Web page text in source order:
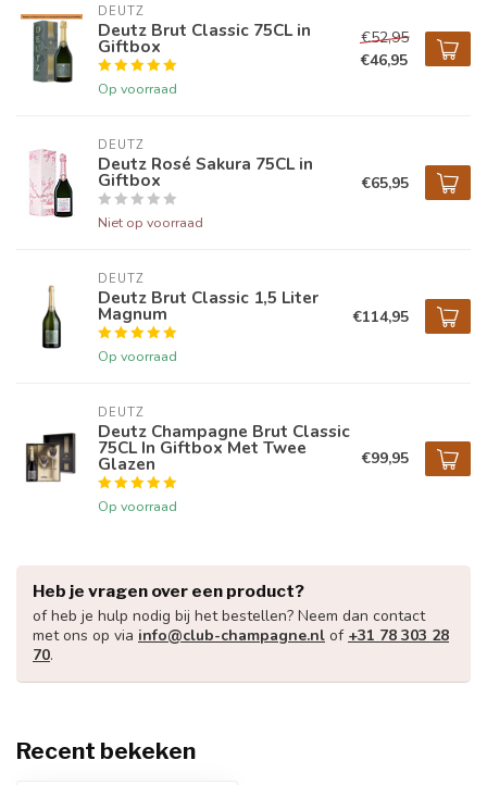
DEUTZ
Deutz Brut Classic 75CL in
Giftbox
Op voorraad
€52,95
€46,95
DEUTZ
Deutz Rosé Sakura 75CL in
Giftbox
Niet op voorraad
€65,95
DEUTZ
Deutz Brut Classic 1,5 Liter
Magnum
Op voorraad
€114,95
DEUTZ
Deutz Champagne Brut Classic
75CL In Giftbox Met Twee
Glazen
Op voorraad
€99,95
Heb je vragen over een product?
of heb je hulp nodig bij het bestellen? Neem dan contact
met ons op via info@club-champagne.nl of +31 78 303 28
70.
Recent bekeken